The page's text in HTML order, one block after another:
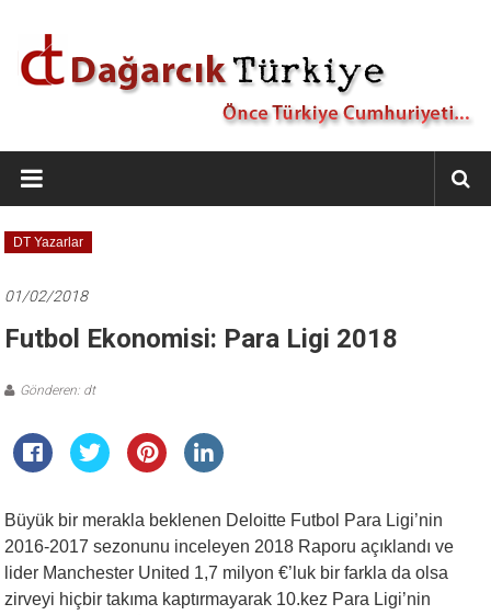
Dağarcık
Türkiye
Önce
Türkiye
DT Yazarlar
01/02/2018
Futbol Ekonomisi: Para Ligi 2018
Gönderen: dt
Büyük bir merakla beklenen Deloitte Futbol Para Ligi’nin
2016-2017 sezonunu inceleyen 2018 Raporu açıklandı ve
lider Manchester United 1,7 milyon €’luk bir farkla da olsa
zirveyi hiçbir takıma kaptırmayarak 10.kez Para Ligi’nin